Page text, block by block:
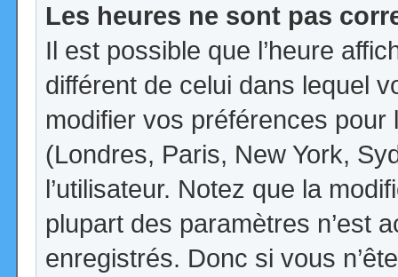
Les heures ne sont pas
Il est possible que l’heure
différent de celui dans lequel
modifier vos préférences
(Londres, Paris, New York,
l’utilisateur. Notez que la
plupart des paramètres n’est
enregistrés. Donc si vous